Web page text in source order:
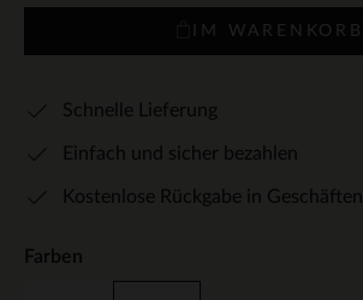
IM WARENKORB
Schnelle Lieferung
Einfach und sicher bezahlen
Kostenlose Rückgabe in Geschäften
Farben